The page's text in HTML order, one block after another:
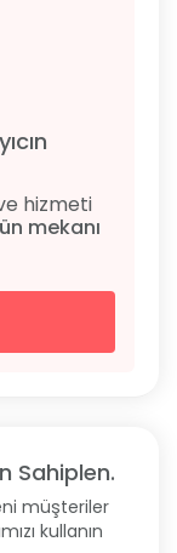
hizmeti
mekanı
Sahiplen.
müşteriler
kullanın